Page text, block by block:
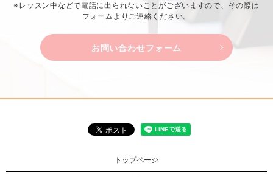
※レッスン中などで電話に出られないことがございますので、 その際は
フォームよりご連絡ください。
お問い合わせフォーム
トップページ